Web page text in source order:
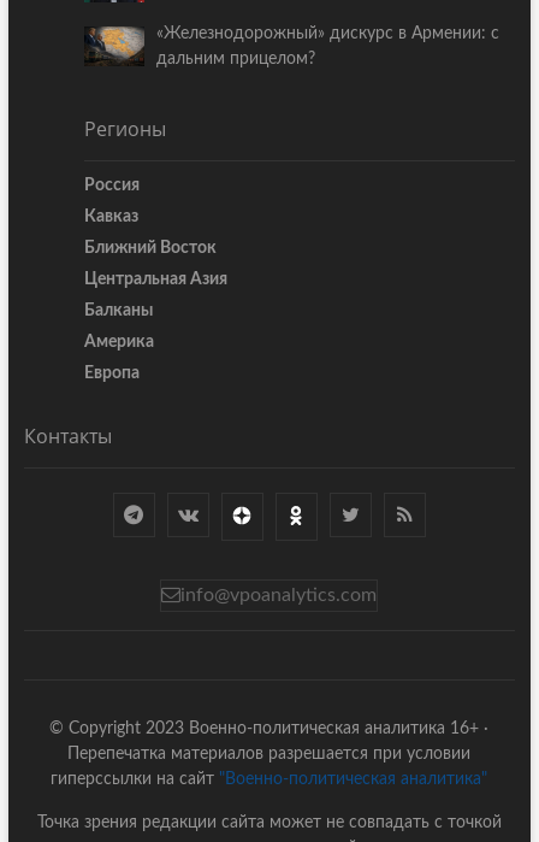
«Железнодорожный» дискурс в Армении: с
дальним прицелом?
Регионы
Россия
Кавказ
Ближний Восток
Центральная Азия
Балканы
Америка
Европа
Контакты
info@vpoanalytics.com
© Copyright 2023 Военно-политическая аналитика 16+ ·
Перепечатка материалов разрешается при условии
гиперссылки на сайт "Военно-политическая аналитика"
Точка зрения редакции сайта может не совпадать с точкой